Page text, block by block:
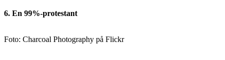
6. En 99%-protestant
Foto: Charcoal Photography på Flickr